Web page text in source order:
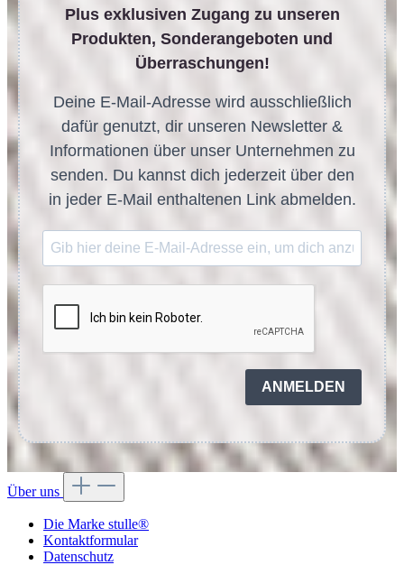
Plus exklusiven Zugang zu unseren
Produkten, Sonderangeboten und
Überraschungen!
Deine E-Mail-Adresse wird ausschließlich
dafür genutzt, dir unseren Newsletter &
Informationen über unser Unternehmen zu
senden. Du kannst dich jederzeit über den
in jeder E-Mail enthaltenen Link abmelden.
ANMELDEN
Über uns
Die Marke stulle®
Kontaktformular
Datenschutz